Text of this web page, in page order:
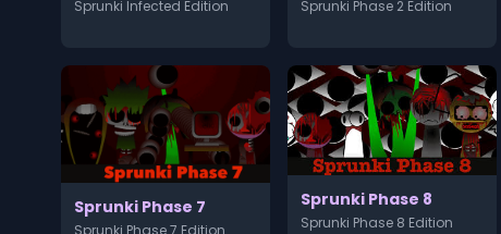
Sprunki Infected Edition Sprunki Phase 2 Edition
Sprunki Phase 7
Sprunki Phase 7 Edition
Sprunki Phase 8
Sprunki Phase 8 Edition